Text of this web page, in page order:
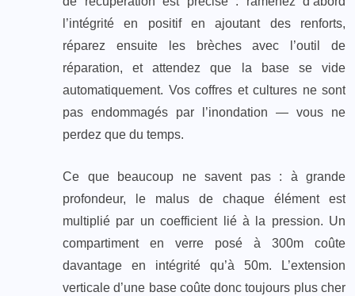
l’intégrité en positif en ajoutant des renforts,
réparez ensuite les brèches avec l’outil de
réparation, et attendez que la base se vide
automatiquement. Vos coffres et cultures ne sont
pas endommagés par l’inondation — vous ne
perdez que du temps.
Ce que beaucoup ne savent pas : à grande
profondeur, le malus de chaque élément est
multiplié par un coefficient lié à la pression. Un
compartiment en verre posé à 300m coûte
davantage en intégrité qu’à 50m. L’extension
verticale d’une base coûte donc toujours plus cher